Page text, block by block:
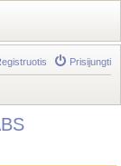
Prisijungti